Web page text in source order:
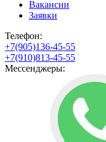
Вакансии
Заявки
Телефон:
+7(905)136-45-55
+7(910)813-45-55
Мессенджеры: